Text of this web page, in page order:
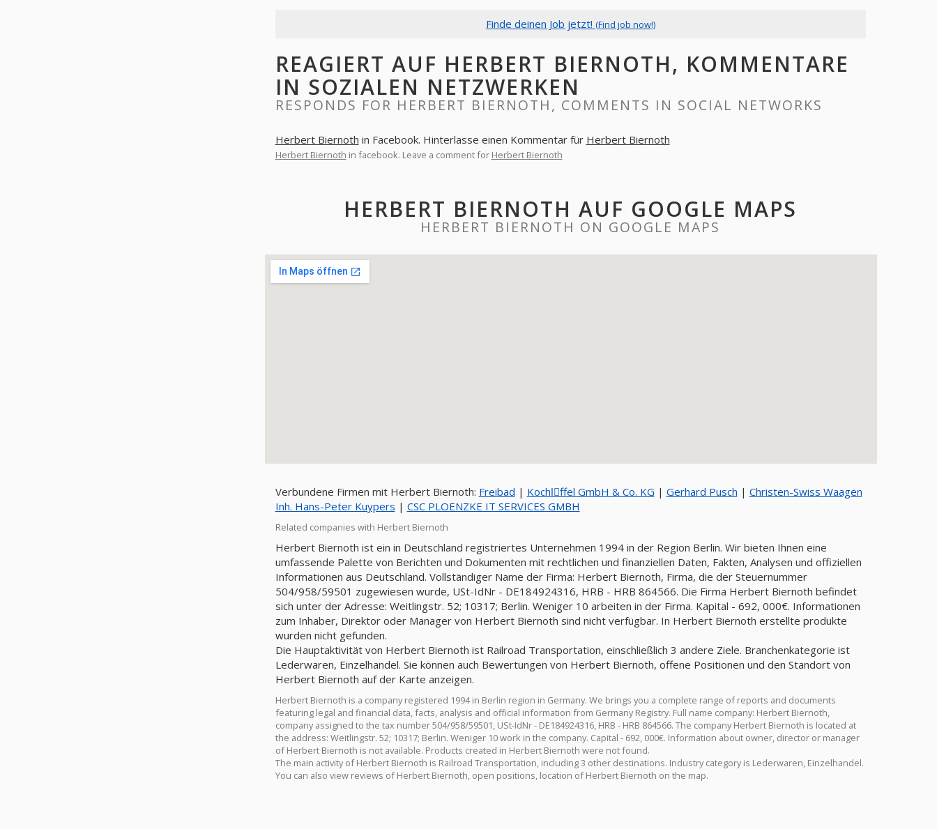
Finde deinen Job jetzt! (Find job now!)
REAGIERT AUF HERBERT BIERNOTH, KOMMENTARE
IN SOZIALEN NETZWERKEN
RESPONDS FOR HERBERT BIERNOTH, COMMENTS IN SOCIAL NETWORKS
Herbert Biernoth in Facebook. Hinterlasse einen Kommentar für Herbert Biernoth
Herbert Biernoth in facebook. Leave a comment for Herbert Biernoth
HERBERT BIERNOTH AUF GOOGLE MAPS
HERBERT BIERNOTH ON GOOGLE MAPS
Verbundene Firmen mit Herbert Biernoth: Freibad | Kochlِffel GmbH & Co. KG | Gerhard Pusch | Christen-Swiss Waagen
Inh. Hans-Peter Kuypers | CSC PLOENZKE IT SERVICES GMBH
Related companies with Herbert Biernoth
Herbert Biernoth ist ein in Deutschland registriertes Unternehmen 1994 in der Region Berlin. Wir bieten Ihnen eine
umfassende Palette von Berichten und Dokumenten mit rechtlichen und finanziellen Daten, Fakten, Analysen und offiziellen
Informationen aus Deutschland. Vollständiger Name der Firma: Herbert Biernoth, Firma, die der Steuernummer
504/958/59501 zugewiesen wurde, USt-IdNr - DE184924316, HRB - HRB 864566. Die Firma Herbert Biernoth befindet
sich unter der Adresse: Weitlingstr. 52; 10317; Berlin. Weniger 10 arbeiten in der Firma. Kapital - 692, 000€. Informationen
zum Inhaber, Direktor oder Manager von Herbert Biernoth sind nicht verfügbar. In Herbert Biernoth erstellte produkte
wurden nicht gefunden.
Die Hauptaktivität von Herbert Biernoth ist Railroad Transportation, einschließlich 3 andere Ziele. Branchenkategorie ist
Lederwaren, Einzelhandel. Sie können auch Bewertungen von Herbert Biernoth, offene Positionen und den Standort von
Herbert Biernoth auf der Karte anzeigen.
Herbert Biernoth is a company registered 1994 in Berlin region in Germany. We brings you a complete range of reports and documents
featuring legal and financial data, facts, analysis and official information from Germany Registry. Full name company: Herbert Biernoth,
company assigned to the tax number 504/958/59501, USt-IdNr - DE184924316, HRB - HRB 864566. The company Herbert Biernoth is located at
the address: Weitlingstr. 52; 10317; Berlin. Weniger 10 work in the company. Capital - 692, 000€. Information about owner, director or manager
of Herbert Biernoth is not available. Products created in Herbert Biernoth were not found.
The main activity of Herbert Biernoth is Railroad Transportation, including 3 other destinations. Industry category is Lederwaren, Einzelhandel.
You can also view reviews of Herbert Biernoth, open positions, location of Herbert Biernoth on the map.